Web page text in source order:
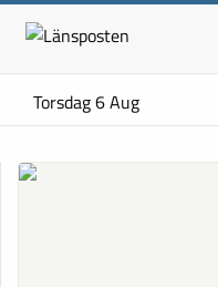
Torsdag 6 Aug